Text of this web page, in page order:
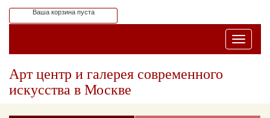
Ваша корзина пуста
Арт центр и галерея современного
искусства в Москве